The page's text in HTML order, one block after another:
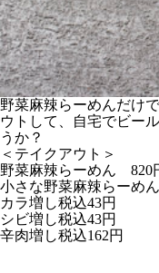
野菜麻辣らーめんだけ
ウトして、自宅でビー
うか？
＜テイクアウト＞
野菜麻辣らーめん 820
小さな野菜麻辣らーめ
カラ増し税込43円
シビ増し税込43円
辛肉増し税込162円